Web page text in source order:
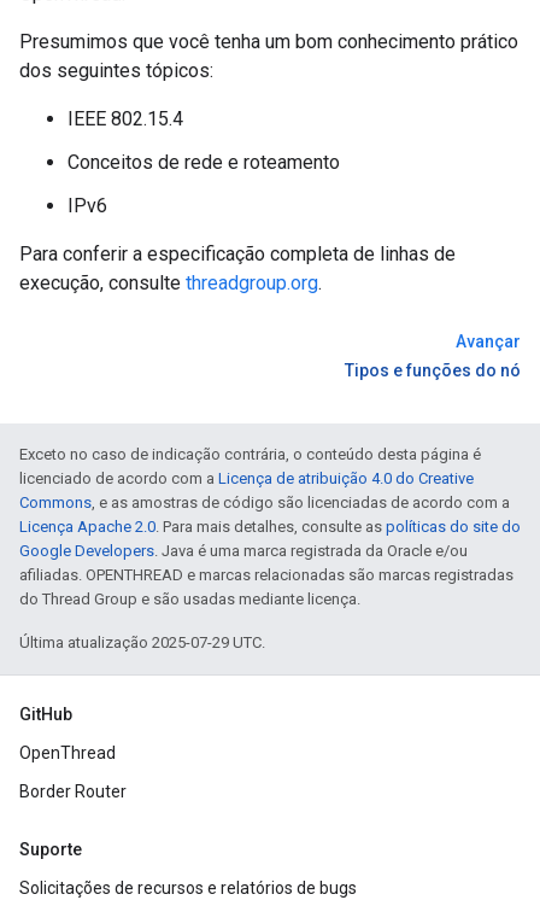
Presumimos que você tenha um bom conhecimento prático
dos seguintes tópicos:
IEEE 802.15.4
Conceitos de rede e roteamento
IPv6
Para conferir a especificação completa de linhas de
execução, consulte threadgroup.org.
Avançar
Tipos e funções do nó
Exceto no caso de indicação contrária, o conteúdo desta página é
licenciado de acordo com a Licença de atribuição 4.0 do Creative
Commons, e as amostras de código são licenciadas de acordo com a
Licença Apache 2.0. Para mais detalhes, consulte as políticas do site do
Google Developers. Java é uma marca registrada da Oracle e/ou
afiliadas. OPENTHREAD e marcas relacionadas são marcas registradas
do Thread Group e são usadas mediante licença.
Última atualização 2025-07-29 UTC.
GitHub
OpenThread
Border Router
Suporte
Solicitações de recursos e relatórios de bugs